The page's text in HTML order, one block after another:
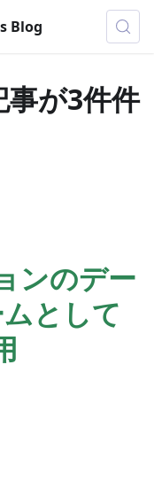
Blog
事が3件件
ンのデー
として